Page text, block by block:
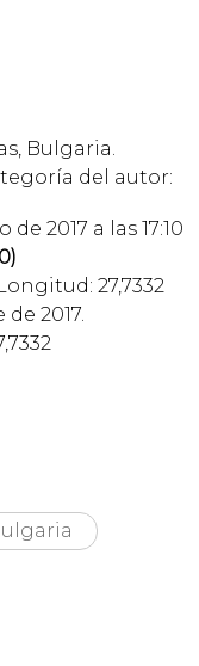
Bulgaria.
del autor:
2017 a las 17:10
27,7332
2017.